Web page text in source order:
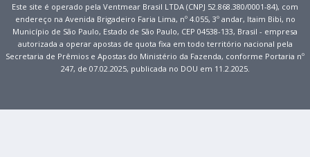
Este site é operado pela Ventmear Brasil LTDA (CNPJ 52.868.380/0001-84), com
endereço na Avenida Brigadeiro Faria Lima, nº 4.055, 3º andar, Itaim Bibi, no
Município de São Paulo, Estado de São Paulo, CEP 04538-133, Brasil - empresa
autorizada a operar apostas de quota fixa em todo território nacional pela
Secretaria de Prêmios e Apostas do Ministério da Fazenda, conforme Portaria nº
247, de 07.02.2025, publicada no DOU em 11.2.2025.